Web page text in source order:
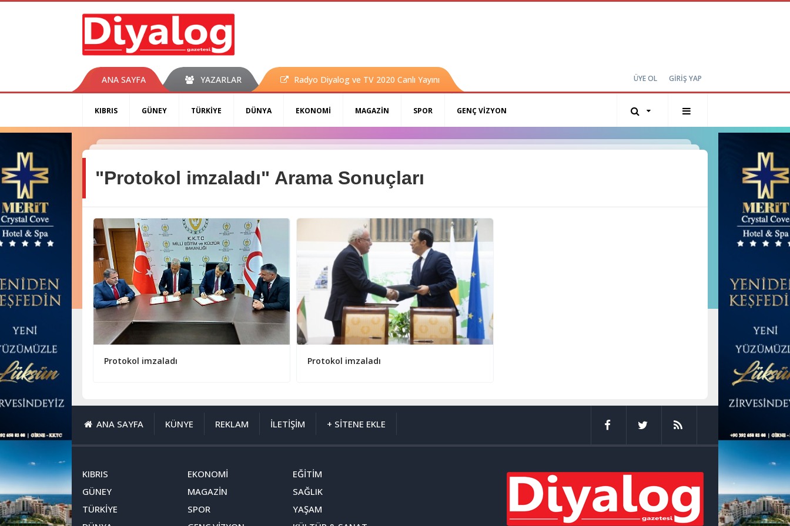
ANA SAYFA YAZARLAR Radyo Diyalog ve TV 2020 Canlı Yayını ÜYE OL GİRİŞ YAP
KIBRIS GÜNEY TÜRKİYE DÜNYA EKONOMİ MAGAZİN SPOR GENÇ VİZYON
"Protokol imzaladı" Arama Sonuçları
Protokol imzaladı Protokol imzaladı
ANA SAYFA KÜNYE REKLAM İLETİŞİM + SİTENE EKLE
KIBRIS
GÜNEY
TÜRKİYE
EKONOMİ
MAGAZİN
SPOR
EĞİTİM
SAĞLIK
YAŞAM